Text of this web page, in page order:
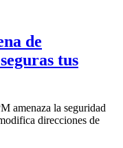
de
tus
amenaza la seguridad
direcciones de